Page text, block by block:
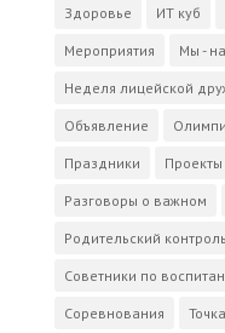
Здоровье ИТ куб
Мероприятия Мы -
Неделя лицейской
Объявление
Праздники Проекты
Разговоры о важном
Родительский контроль
Советники по
Соревнования